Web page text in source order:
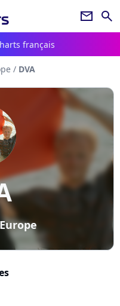
newsletter search
français
/ DVA